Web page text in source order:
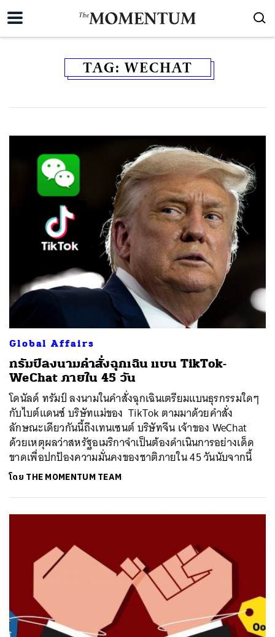
TAG:WECHAT
Global Affairs
ทรัมป์ลงนามคำสั่งฉุกเฉิน แบน TikTok-
WeChat ภายใน 45 วัน
โดนัลด์ ทรัมป์ ลงนามในคำสั่งฉุกเฉินเตรียมแบนธุรกรรมใดๆ
กับไบต์แดนซ์ บริษัทแม่ของ TikTok ตามมาด้วยคำสั่ง
ลักษณะเดียวกันนี้ถึงเทนเซนต์ บริษัทจีน เจ้าของ WeChat
ด้วยเหตุผลว่าสหรัฐอเมริกาจำเป็นต้องดำเนินการอย่างเด็ด
ขาดเพื่อปกป้องความมั่นคงของชาติภายใน 45 วันนับจากนี้
โดย THE MOMENTUM TEAM